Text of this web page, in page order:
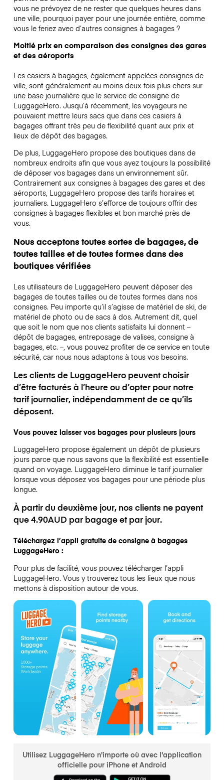
vous ne prévoyez de ne rester que quelques heures dans
une ville, pourquoi payer pour une journée entière, comme
vous le feriez avec d’autres consignes à bagages ?
Moitié prix en comparaison des consignes des gares
et des aéroports
Les casiers à bagages, également appelées consignes de
ville, sont généralement au moins deux fois plus chers sur
une base journalière que le service de consigne de
LuggageHero. Jusqu’à récemment, les voyageurs ne
pouvaient mettre leurs sacs que dans ces casiers à
bagages offrant très peu de flexibilité quant aux prix et
lieux de dépôt des bagages.
De plus, LuggageHero propose des boutiques dans de
nombreux endroits afin que vous ayez toujours la possibilité
de déposer vos bagages dans un environnement sûr.
Contrairement aux consignes à bagages des gares et des
aéroports, LuggageHero propose des tarifs horaires et
journaliers. LuggageHero s’efforce de toujours offrir des
consignes à bagages flexibles et bon marché près de
vous.
Nous acceptons toutes sortes de bagages, de
toutes tailles et de toutes formes dans des
boutiques vérifiées
Les utilisateurs de LuggageHero peuvent déposer des
bagages de toutes tailles ou de toutes formes dans nos
consignes. Peu importe qu’il s’agisse de matériel de ski, de
matériel de photo ou de sacs à dos. Autrement dit, quel
que soit le nom que nos clients satisfaits lui donnent –
dépôt de bagages, entreposage de valises, consigne à
bagages, etc. –, vous pouvez profiter de ce service en toute
sécurité, car nous nous adaptons à tous vos besoins.
Les clients de LuggageHero peuvent choisir
d’être facturés à l’heure ou d’opter pour notre
tarif journalier, indépendamment de ce qu’ils
déposent.
Vous pouvez laisser vos bagages pour plusieurs jours
LuggageHero propose également un dépôt de plusieurs
jours parce que nous savons que la flexibilité est essentielle
quand on voyage. LuggageHero diminue le tarif journalier
lorsque vous déposez vos bagages pour une période plus
longue.
À partir du deuxième jour, nos clients ne payent
que 4.90AUD par bagage et par jour.
Téléchargez l’appli gratuite de consigne à bagages
LuggageHero :
Pour plus de facilité, vous pouvez télécharger l’appli
LuggageHero. Vous y trouverez tous les lieux que nous
mettons à disposition autour de vous.
Utilisez LuggageHero n'importe où avec l'application
officielle pour iPhone et Android